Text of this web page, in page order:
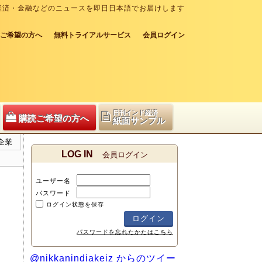
・金融などのニュースを即日日本語でお届けします
希望の方へ 無料トライアルサービス 会員ログイン
購読ご希望の方へ
日刊インド経済
紙面サンプル
業
LOG IN 会員ログイン
ユーザー名
パスワード
ログイン状態を保存
パスワードを忘れたかたはこちら
@nikkanindiakeiz からのツイー